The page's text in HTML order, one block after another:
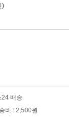
)
24 배송
비 : 2,500원